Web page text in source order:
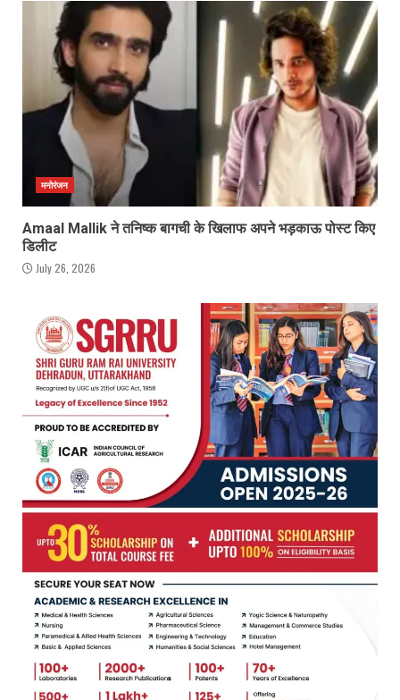
मनोरंजन
Amaal Mallik ने तनिष्क बागची के खिलाफ अपने भड़काऊ पोस्ट किए
डिलीट
July 26, 2026